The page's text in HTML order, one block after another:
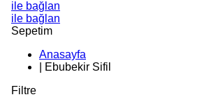
ile bağlan
ile bağlan
Sepetim
Anasayfa
Ebubekir Sifil
Filtre